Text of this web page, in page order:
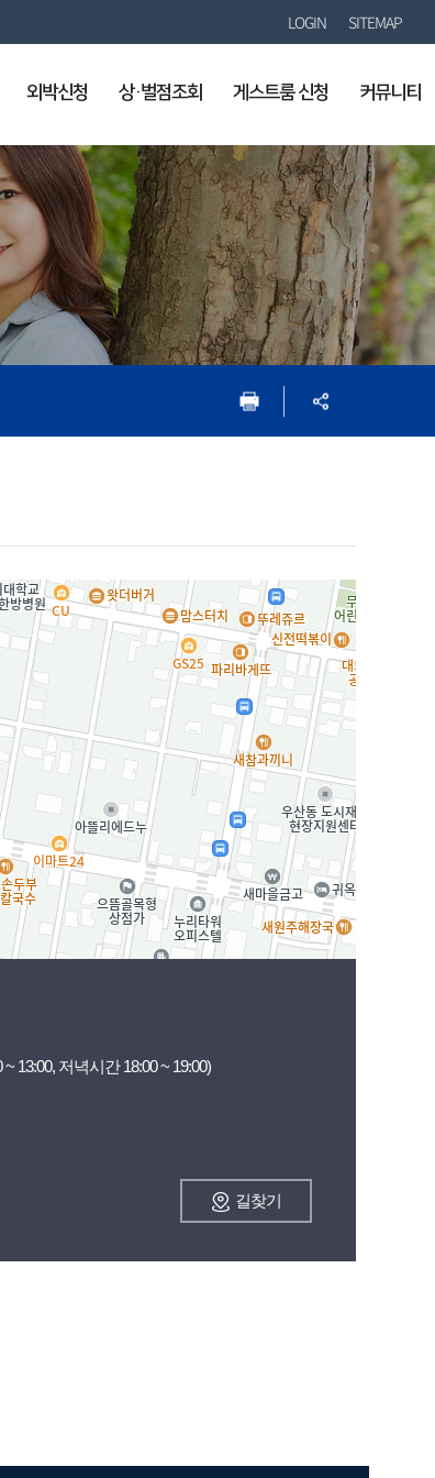
LOGIN SITEMAP
외박신청 상·벌점조회 게스트룸 신청 커뮤니티
13:00, 저녁시간 18:00 ~ 19:00)
길찾기